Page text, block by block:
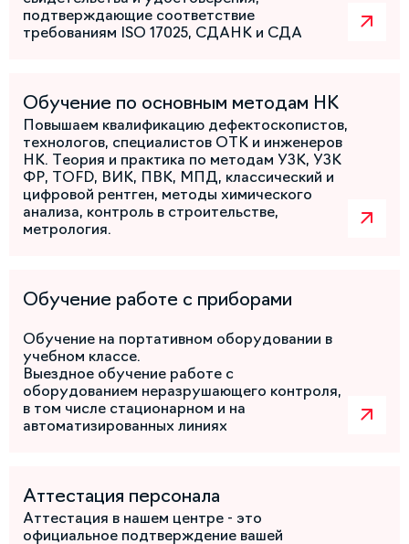
подтверждающие соответствие
требованиям ISO 17025, СДАНК и СДА
Обучение по основным методам НК
Повышаем квалификацию дефектоскопистов,
технологов, специалистов ОТК и инженеров
НК. Теория и практика по методам УЗК, УЗК
ФР, TOFD, ВИК, ПВК, МПД, классический и
цифровой рентген, методы химического
анализа, контроль в строительстве,
метрология.
Обучение работе с приборами
Обучение на портативном оборудовании в
учебном классе.
Выездное обучение работе с
оборудованием неразрушающего контроля,
в том числе стационарном и на
автоматизированных линиях
Аттестация персонала
Аттестация в нашем центре - это
официальное подтверждение вашей